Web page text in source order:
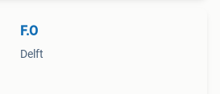
F.O
Delft